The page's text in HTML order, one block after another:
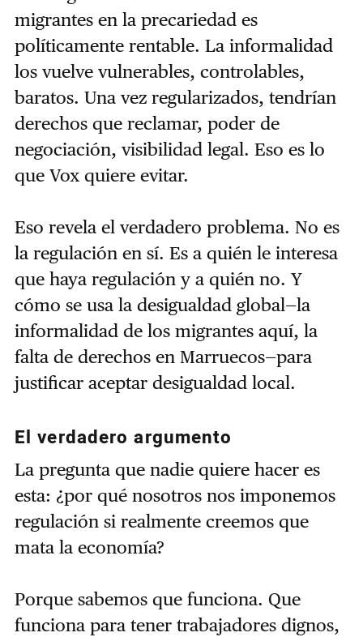
migrantes en la precariedad es
políticamente rentable. La informalidad
los vuelve vulnerables, controlables,
baratos. Una vez regularizados, tendrían
derechos que reclamar, poder de
negociación, visibilidad legal. Eso es lo
que Vox quiere evitar.
Eso revela el verdadero problema. No es
la regulación en sí. Es a quién le interesa
que haya regulación y a quién no. Y
cómo se usa la desigualdad global—la
informalidad de los migrantes aquí, la
falta de derechos en Marruecos—para
justificar aceptar desigualdad local.
El verdadero argumento
La pregunta que nadie quiere hacer es
esta: ¿por qué nosotros nos imponemos
regulación si realmente creemos que
mata la economía?
Porque sabemos que funciona. Que
funciona para tener trabajadores dignos,